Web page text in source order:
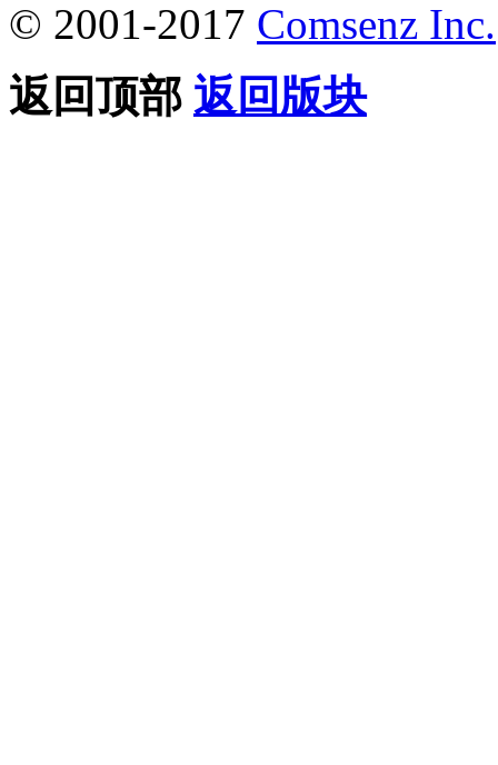
© 2001-2017 Comsenz Inc.
返回顶部 返回版块